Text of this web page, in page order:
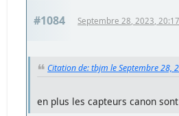
#1084 Septembre 28, 2023,
Citation de: tbjm le Septembre 28,
en plus les capteurs canon sont